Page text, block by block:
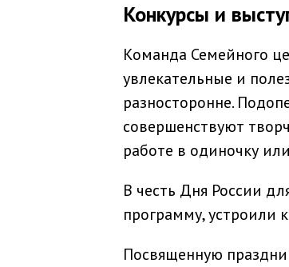
Конкурсы и
Команда Семейного
увлекательные и
разносторонне.
совершенствуют
работе в одиночку
В честь Дня России
программу, устроили
Посвященную